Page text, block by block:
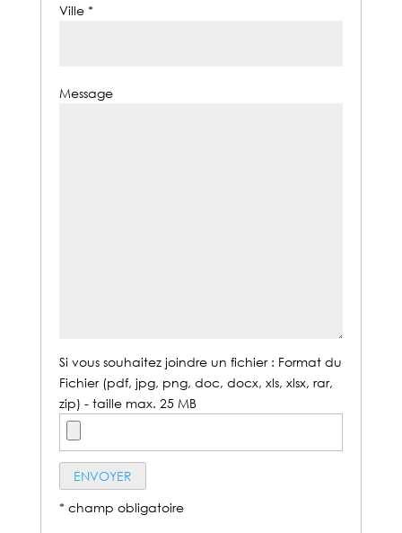
Ville *
Message
Si vous souhaitez joindre un fichier : Format du
Fichier (pdf, jpg, png, doc, docx, xls, xlsx, rar,
zip) - taille max. 25 MB
* champ obligatoire